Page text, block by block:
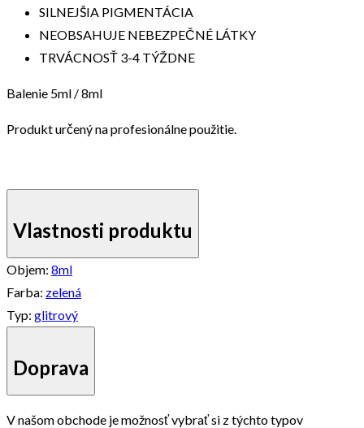
SILNEJŠIA PIGMENTÁCIA
NEOBSAHUJE NEBEZPEČNÉ LÁTKY
TRVÁCNOSŤ 3-4 TÝŽDNE
Balenie 5ml / 8ml
Produkt určený na profesionálne použitie.
Vlastnosti produktu
Objem: 8ml
Farba: zelená
Typ: glitrový
Doprava
V našom obchode je možnosť vybrať si z týchto typov